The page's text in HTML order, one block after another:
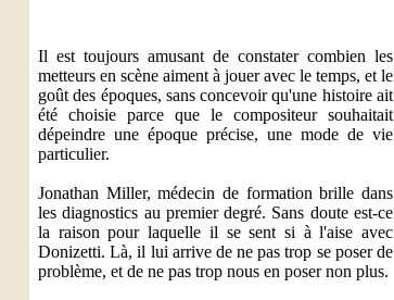
Il est toujours amusant de constater combien les
metteurs en scène aiment à jouer avec le temps, et le
goût des époques, sans concevoir qu'une histoire ait
été choisie parce que le compositeur souhaitait
dépeindre une époque précise, une mode de vie
particulier.
Jonathan Miller, médecin de formation brille dans
les diagnostics au premier degré. Sans doute est-ce
la raison pour laquelle il se sent si à l'aise avec
Donizetti. Là, il lui arrive de ne pas trop se poser de
problème, et de ne pas trop nous en poser non plus.